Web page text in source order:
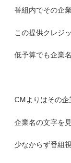
番組内でその企
この提供クレジ
低予算でも企業
CMよりはその企
企業名の文字を
少なからず番組